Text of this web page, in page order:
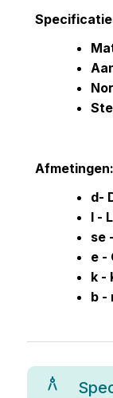
Afmetingen:
d-
l -
se
e -
k -
b -